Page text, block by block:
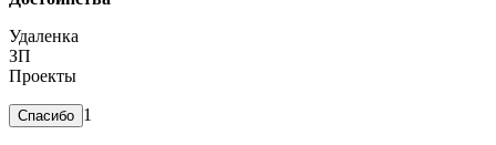
Удаленка
ЗП
Проекты
1